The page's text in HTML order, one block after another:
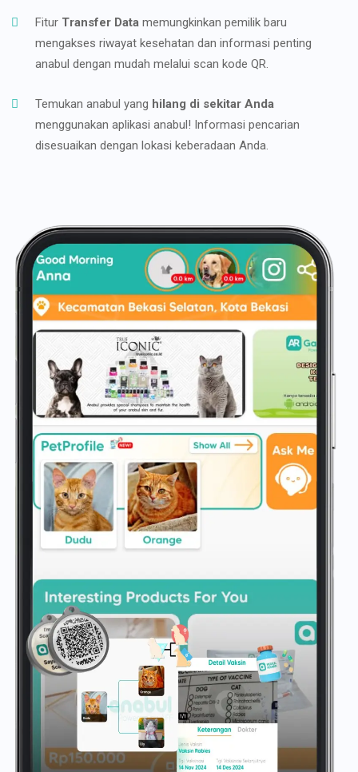
Fitur Transfer Data memungkinkan pemilik baru
mengakses riwayat kesehatan dan informasi penting
anabul dengan mudah melalui scan kode QR.
Temukan anabul yang hilang di sekitar Anda
menggunakan aplikasi anabul! Informasi pencarian
disesuaikan dengan lokasi keberadaan Anda.